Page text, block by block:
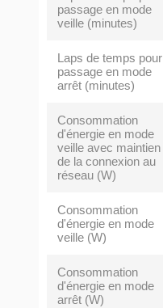
passage en mode
veille (minutes)
Laps de temps pour
passage en mode
arrêt (minutes)
Consommation
d'énergie en mode
veille avec maintien
de la connexion au
réseau (W)
Consommation
d'énergie en mode
veille (W)
Consommation
d'énergie en mode
arrêt (W)